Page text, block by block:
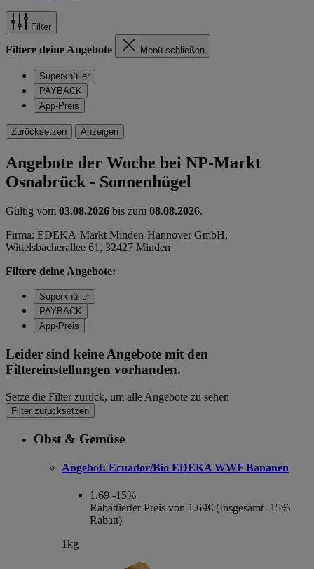
Filter
Filtere deine Angebote Menü schließen
Superknüller
PAYBACK
App-Preis
Zurücksetzen Anzeigen
Angebote der Woche bei NP-Markt
Osnabrück - Sonnenhügel
Gültig vom 03.08.2026 bis zum 08.08.2026.
Firma: EDEKA-Markt Minden-Hannover GmbH,
Wittelsbacherallee 61, 32427 Minden
Filtere deine Angebote:
Superknüller
PAYBACK
App-Preis
Leider sind keine Angebote mit den
Filtereinstellungen vorhanden.
Setze die Filter zurück, um alle Angebote zu sehen
Filter zurücksetzen
Obst & Gemüse
Angebot: Ecuador/Bio EDEKA WWF Bananen
1.69 -15%
Rabattierter Preis von 1.69€ (Insgesamt -15%
Rabatt)
1kg